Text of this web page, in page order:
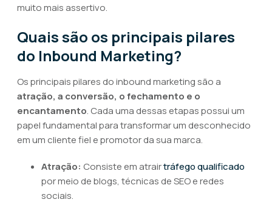
muito mais assertivo.
Quais são os principais pilares
do Inbound Marketing?
Os principais pilares do inbound marketing são a
atração, a conversão, o fechamento e o
encantamento. Cada uma dessas etapas possui um
papel fundamental para transformar um desconhecido
em um cliente fiel e promotor da sua marca.
Atração: Consiste em atrairtráfego qualificado
por meio de blogs, técnicas de SEO e redes
sociais.